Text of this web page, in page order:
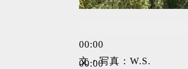
00:00
00:00
文・写真：W.S.